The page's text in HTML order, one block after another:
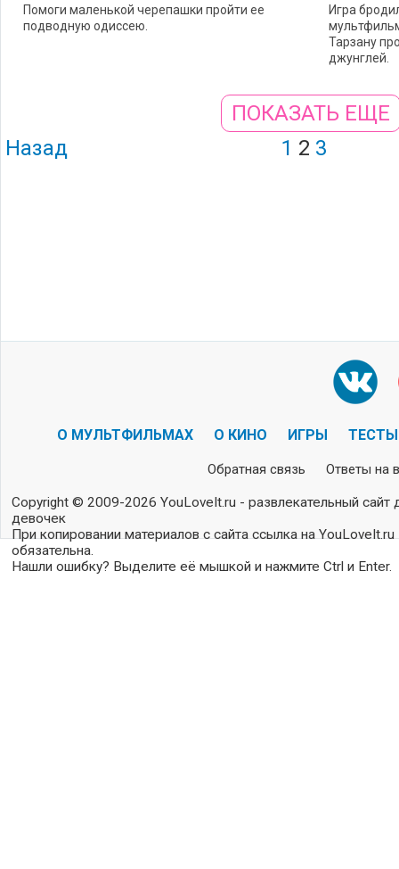
Помоги маленькой черепашки пройти ее
подводную одиссею.
Игра
Тарзану
джунглей.
ПОКАЗАТЬ ЕЩЕ
Назад
1 2 3
О МУЛЬТФИЛЬМАХ О КИНО ИГРЫ ТЕСТЫ
Обратная связь Ответы на
Copyright © 2009-2026 YouLoveIt.ru - развлекательный сайт
девочек
При копировании материалов с сайта ссылка на YouLoveIt.ru
обязательна.
Нашли ошибку? Выделите её мышкой и нажмите Ctrl и Enter.